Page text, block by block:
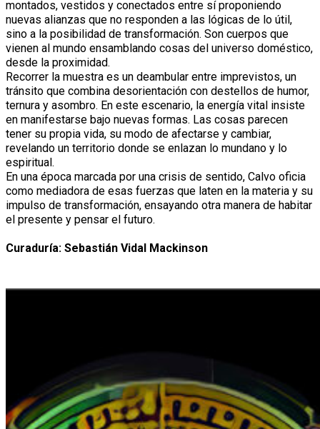
montados, vestidos y conectados entre sí proponiendo
nuevas alianzas que no responden a las lógicas de lo útil,
sino a la posibilidad de transformación. Son cuerpos que
vienen al mundo ensamblando cosas del universo doméstico,
desde la proximidad.
Recorrer la muestra es un deambular entre imprevistos, un
tránsito que combina desorientación con destellos de humor,
ternura y asombro. En este escenario, la energía vital insiste
en manifestarse bajo nuevas formas. Las cosas parecen
tener su propia vida, su modo de afectarse y cambiar,
revelando un territorio donde se enlazan lo mundano y lo
espiritual.
En una época marcada por una crisis de sentido, Calvo oficia
como mediadora de esas fuerzas que laten en la materia y su
impulso de transformación, ensayando otra manera de habitar
el presente y pensar el futuro.
Curaduría: Sebastián Vidal Mackinson